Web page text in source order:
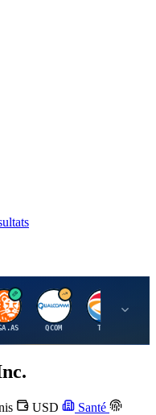
I Q
QCOM
T
TTE
USD
Santé